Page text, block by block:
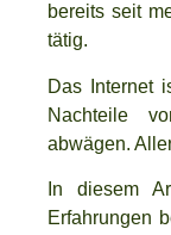
bereits seit
tätig.
Das Internet
Nachteile
abwägen.
In diesem
Erfahrungen